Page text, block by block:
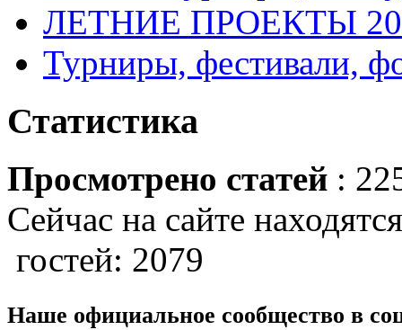
ЛЕТНИЕ ПРОЕКТЫ
Турниры, фестивали,
Статистика
Просмотрено статей :
Сейчас на сайте
гостей: 2079
Наше официальное сообщество в